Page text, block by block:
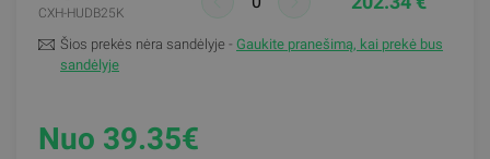
CXH-HUDB25K
Šios prekės nėra sandėlyje - Gaukite pranešimą, kai prekė bus
sandėlyje
Nuo 39.35€